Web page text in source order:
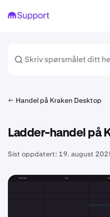
Handel på Kraken Desktop
Ladder-handel på
Sist oppdatert: 19. august